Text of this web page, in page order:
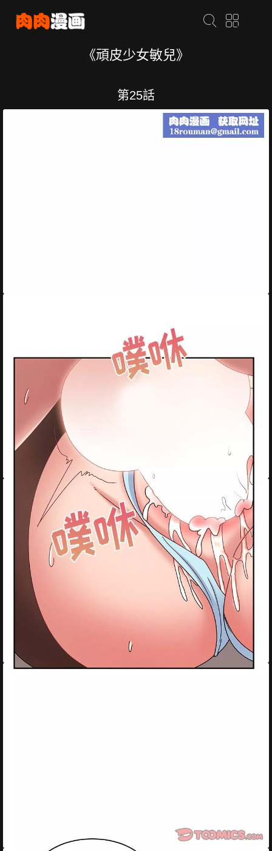
《頑皮少女敏兒》
第25話